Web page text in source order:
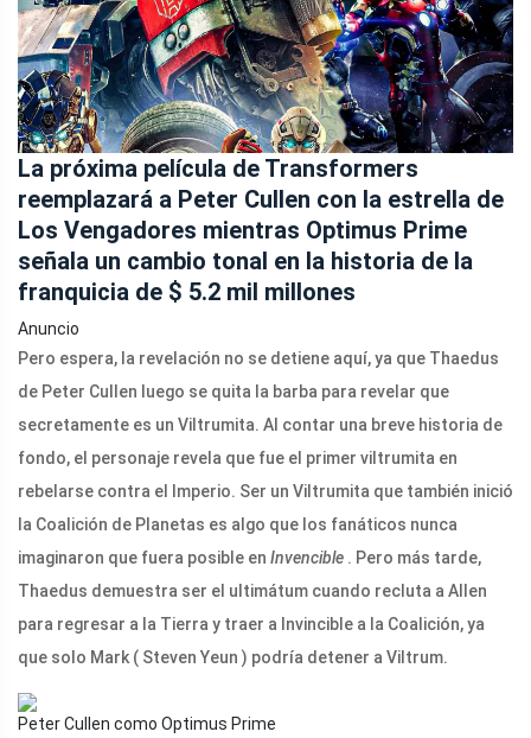
La próxima película de Transformers
reemplazará a Peter Cullen con la estrella de
Los Vengadores mientras Optimus Prime
señala un cambio tonal en la historia de la
franquicia de $ 5.2 mil millones
Anuncio
Pero espera, la revelación no se detiene aquí, ya que Thaedus
de Peter Cullen luego se quita la barba para revelar que
secretamente es un Viltrumita. Al contar una breve historia de
fondo, el personaje revela que fue el primer viltrumita en
rebelarse contra el Imperio. Ser un Viltrumita que también inició
la Coalición de Planetas es algo que los fanáticos nunca
imaginaron que fuera posible en Invencible . Pero más tarde,
Thaedus demuestra ser el ultimátum cuando recluta a Allen
para regresar a la Tierra y traer a Invincible a la Coalición, ya
que solo Mark ( Steven Yeun ) podría detener a Viltrum.
Peter Cullen como Optimus Prime